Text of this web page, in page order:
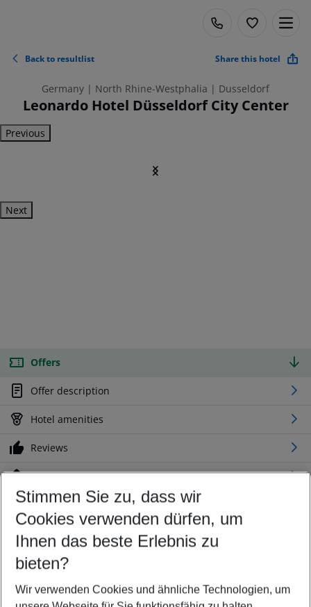
Back to resultlist Share this hotel
Germany | North Rhine-Westphalia | Dusseldorf
Leonardo Hotel Düsseldorf City Center
Previous
Next
Offers
Offer description
Hotel amenities
Reviews
Location
Customize your offer
Find the perfect deal which suits your best
Your departure airport
Any airport
Select your date range
Stimmen Sie zu, dass wir
Cookies verwenden dürfen, um
Ihnen das beste Erlebnis zu
bieten?
Wir verwenden Cookies und ähnliche Technologien, um